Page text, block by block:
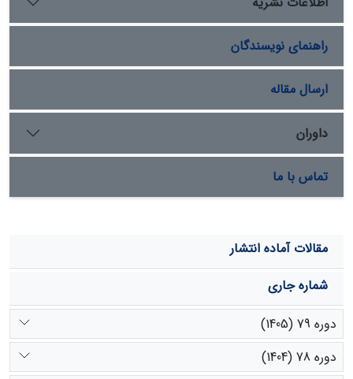
مقایسۀ پارامترهای اقلیمی در دورۀ پایه (2015-2001) و دورۀ
آتی (2030-2016) حاکی از افزایش بارش و دمای کمینه و
بیشینه در دورۀ آتی نسبت به دورۀ پایه می‌باشد. همچنین بر
طبق نتایج، میزان NPP در دورۀ آتی در تمامی بیوم‌ها افزایش
یافته است که این افزایش در دورۀ آتی درنتیجه افزایش
بارندگی می‌باشد. بیشترین مقدار NPP در قسمت‌های شمالی
و غربی منطقه به ترتیب مربوط به بیوم 4 با پوشش کشاورزی،
مربوط به قسمت‌های جنوبی منطقۀ مورد مطالعه می‌باشد.
راهنمای نویسندگان
ارسال مقاله
داوران
تماس با ما
مقالات آماده انتشار
شماره جاری
دوره 79 (1405)
دوره 78 (1404)